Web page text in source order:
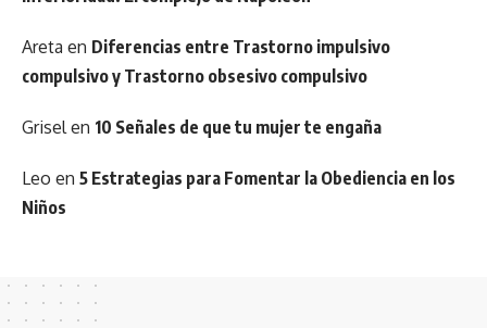
Areta en Diferencias entre Trastorno impulsivo
compulsivo y Trastorno obsesivo compulsivo
Grisel en 10 Señales de que tu mujer te engaña
Leo en 5 Estrategias para Fomentar la Obediencia en los
Niños